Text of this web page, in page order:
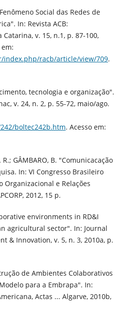
Social das Redes de
In: Revista ACB:
v. 15, n.1, p. 87-100,
index.php/racb/article/view/709.
tecnologia e organização".
v. 24, n. 2, p. 55-72, maio/ago.
boltec242b.htm. Acesso em:
R.; GÂMBARO, B. "Comunicacação
In: VI Congresso Brasileiro
Organizacional e Relações
2012, 15 p.
environments in RD&I
agricultural sector". In: Journal
& Innovation, v. 5, n. 3, 2010a, p.
de Ambientes Colaborativos
para a Embrapa". In:
Actas ... Algarve, 2010b,